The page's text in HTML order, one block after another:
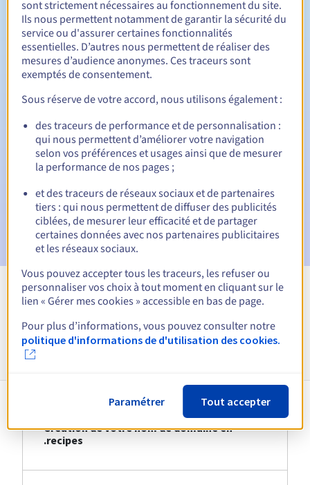
Période de rédemption 30 jours
Notifications automatiques :
Emails d'avertissement :60, 30, 15, 7 et 3 jours avant la
date d'échéance
E-mail le jour de l'expirationpour notification de la
E-mail après la Redemption Grace Periodpour
notification de la suppression du nom de domaine
Voir toutes les extensions
Informations sur le .recipes
Création de votre nom de domaine en
.recipes
sont strictement nécessaires au fonctionnement du site.
Ils nous permettent notamment de garantir la sécurité du
service ou d'assurer certaines fonctionnalités
essentielles. D’autres nous permettent de réaliser des
mesures d’audience anonymes. Ces traceurs sont
exemptés de consentement.
Sous réserve de votre accord, nous utilisons également :
des traceurs de performance et de personnalisation :
qui nous permettent d’améliorer votre navigation
selon vos préférences et usages ainsi que de mesurer
la performance de nos pages ;
et des traceurs de réseaux sociaux et de partenaires
tiers : qui nous permettent de diffuser des publicités
ciblées, de mesurer leur efficacité et de partager
certaines données avec nos partenaires publicitaires
et les réseaux sociaux.
Vous pouvez accepter tous les traceurs, les refuser ou
personnaliser vos choix à tout moment en cliquant sur le
lien « Gérer mes cookies » accessible en bas de page.
Pour plus d’informations, vous pouvez consulter notre
politique d'informations de d'utilisation des cookies.
Paramétrer Tout accepter